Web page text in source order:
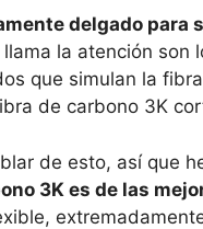
delgado para
la atención son
que simulan la
de carbono 3K
de esto, así que
3K es de las